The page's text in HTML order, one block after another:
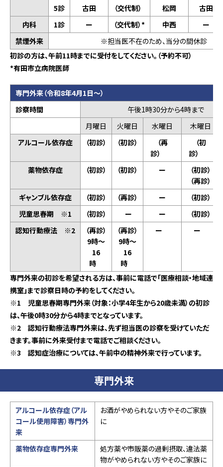
5診 古田 （交代制） 松岡
古田
内科
1診 ー （交代制）* 中西
ー
禁煙外来
※担当医不在のため、当分の間休診
初診の方は、午前11時までに受付をしてください。（予約不可）
*有田市立病院医師
専門外来（令和8年4月1日～）
診察時間
午後1時30分から4時まで
月曜日
火曜日 水曜日
木曜日
アルコール依存症
（初診） （初診）
（再
診）
（初
診）
薬物依存症
（初診） （初診） ー
（初診）
（再診）
ギャンブル依存症
（初診） （再診） ー
（初診）
児童思春期 ※1
（初診） ー ー
（初診）
認知行動療法 ※2
（再診）
9時～
16
時
（再診）
9時～
16
時
ー ー
専門外来の初診を希望される方は、事前に電話で「医療相談・地域連
携室」まで診察日時の予約をしてください。
※1 児童思春期専門外来（対象：小学4年生から20歳未満）の初診
は、午後0時30分から4時までとなっています。
※2 認知行動療法専門外来は、先ず担当医の診察を受けていただ
きます。事前に外来受付まで電話でご相談ください。
※3 認知症治療については、午前中の精神外来で行っています。
専門外来
アルコール依存症（アル
コール使用障害）専門外
来
お酒がやめられない方やそのご家族
に
薬物依存症専門外来
処方薬や市販薬の過剰摂取、違法薬
物がやめられない方やそのご家族に